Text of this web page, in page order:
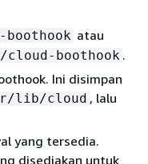
boothook atau
boothook .
Ini disimpan
lib/cloud , lalu
yang tersedia.
disediakan untuk